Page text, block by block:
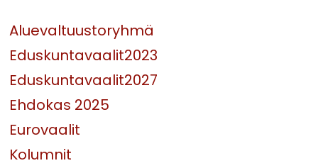
Aluevaltuustoryhmä
Eduskuntavaalit2023
Eduskuntavaalit2027
Ehdokas 2025
Eurovaalit
Kolumnit